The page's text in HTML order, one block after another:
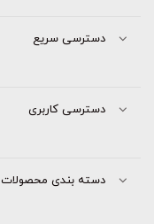
دسترسی سریع
دسترسی کاربری
دسته بندی محصولات